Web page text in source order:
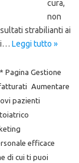
cura,
non
strabilianti ai
Leggi tutto »
* Pagina Gestione
Aumentare
pazienti
efficace
di cui ti puoi